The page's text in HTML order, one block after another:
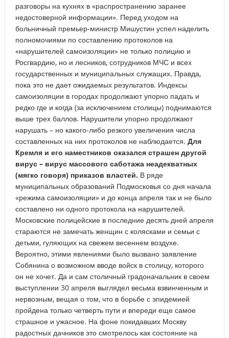
разговоры на кухнях в «распространению заранее
недостоверной информации». Перед уходом на
больничный премьер-министр Мишустин успел наделить
полномочиями по составлению протоколов на
«нарушителей самоизоляции» не только полицию и
Росгвардию, но и лесников, сотрудников МЧС и всех
государственных и муниципальных служащих. Правда,
пока это не дает ожидаемых результатов. Индексы
самоизоляции в городах продолжают упорно падать и
редко где и когда (за исключением столицы) поднимаются
выше трех баллов. Нарушители упорно продолжают
нарушать – но какого-либо резкого увеличения числа
составленных на них протоколов не наблюдается. Для
Кремля и его наместников оказался страшен другой
вирус – вирус массового саботажа неадекватных
(мягко говоря) приказов властей. В ряде
муниципальных образований Подмосковья со дня начала
«режима самоизоляции» и до конца апреля так и не было
составлено ни одного протокола на нарушителей.
Московские полицейские в последние десять дней апреля
стараются не замечать женщин с колясками и семьи с
детьми, гуляющих на свежем весеннем воздухе.
Вероятно, этими явлениями было вызвано заявление
Собянина о возможном вводе войск в столицу, которого
он не хочет. Да и сам столичный градоначальник в своем
выступлении 30 апреля выглядел весьма взвинченным и
нервозным, вещая о том, что в борьбе с эпидемией
пройдена только четверть пути и впереди еще самое
страшное и ужасное. На фоне покидавших Москву
радостных дачников это смотрелось как состояние на